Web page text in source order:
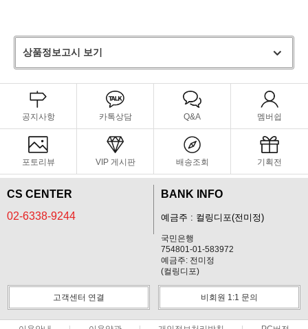
상품정보고시 보기
공지사항 카톡상담 Q&A 멤버쉽
포토리뷰 VIP 게시판 배송조회 기획전
CS CENTER
02-6338-9244
BANK INFO
예금주 : 컬링디포(전미정)
국민은행
754801-01-583972
예금주: 전미정
(컬링디포)
고객센터 연결 비회원 1:1 문의